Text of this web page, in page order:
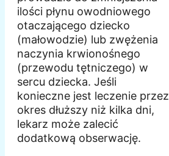
ilości płynu owodniowego
otaczającego dziecko
(małowodzie) lub zwężenia
naczynia krwionośnego
(przewodu tętniczego) w
sercu dziecka. Jeśli
konieczne jest leczenie przez
okres dłuższy niż kilka dni,
lekarz może zalecić
dodatkową obserwację.